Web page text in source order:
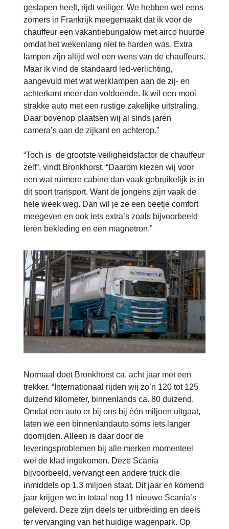
geslapen heeft, rijdt veiliger. We hebben wel eens
zomers in Frankrijk meegemaakt dat ik voor de
chauffeur een vakantiebungalow met airco huurde
omdat het wekenlang niet te harden was. Extra
lampen zijn altijd wel een wens van de chauffeurs.
Maar ik vind de standaard led-verlichting,
aangevuld met wat werklampen aan de zij- en
achterkant meer dan voldoende. Ik wil een mooi
strakke auto met een rustige zakelijke uitstraling.
Daar bovenop plaatsen wij al sinds jaren
camera’s aan de zijkant en achterop.”
“Toch is de grootste veiligheidsfactor de chauffeur
zelf”, vindt Bronkhorst. “Daarom kiezen wij voor
een wat ruimere cabine dan vaak gebruikelijk is in
dit soort transport. Want de jongens zijn vaak de
hele week weg. Dan wil je ze een beetje comfort
meegeven en ook iets extra’s zoals bijvoorbeeld
leren bekleding en een magnetron.”
Normaal doet Bronkhorst ca. acht jaar met een
trekker. “Internationaal rijden wij zo’n 120 tot 125
duizend kilometer, binnenlands ca. 80 duizend.
Omdat een auto er bij ons bij één miljoen uitgaat,
laten we een binnenlandauto soms iets langer
doorrijden. Alleen is daar door de
leveringsproblemen bij alle merken momenteel
wel de klad ingekomen. Deze Scania
bijvoorbeeld, vervangt een andere truck die
inmiddels op 1,3 miljoen staat. Dit jaar en komend
jaar krijgen we in totaal nog 11 nieuwe Scania’s
geleverd. Deze zijn deels ter uitbreiding en deels
ter vervanging van het huidige wagenpark. Op